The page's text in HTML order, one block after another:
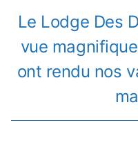
Le Lodge Des
vue
ont rendu nos